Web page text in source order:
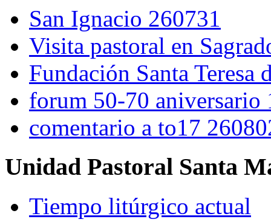
San Ignacio 260731
Visita pastoral en
Fundación Santa Teresa
forum 50-70 aniversario
comentario a to17
Unidad Pastoral Santa
Tiempo litúrgico actual